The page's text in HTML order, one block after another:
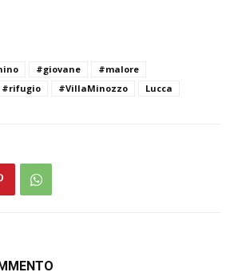
#giovane
#malore
#rifugio #VillaMinozzo Lucca